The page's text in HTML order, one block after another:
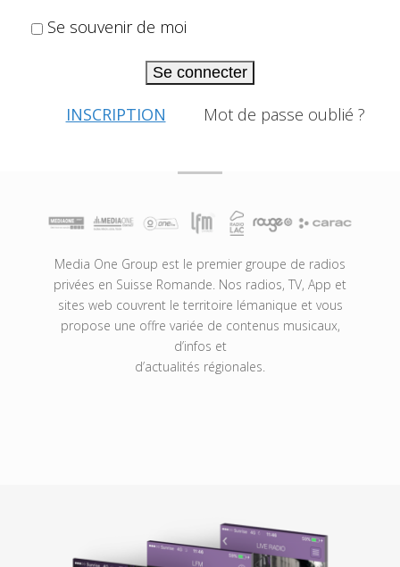
Se souvenir de moi
Se connecter
INSCRIPTION Mot de passe oublié ?
Media One Group est le premier groupe de radios
privées en Suisse Romande. Nos radios, TV, App et
sites web couvrent le territoire lémanique et vous
propose une offre variée de contenus musicaux,
d’infos et
d’actualités régionales.